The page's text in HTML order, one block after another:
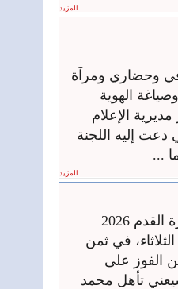
المزيد
وحضاري ومرآة
الهوية
الإعلام
دعت إليه اللجنة
...
المزيد
ستكون مشاركة المنتخب المصري في كأس العالم لكرة القدم 2026
في ثمن
للمرة الأولى، لكن الفوز على
تأهل محمد